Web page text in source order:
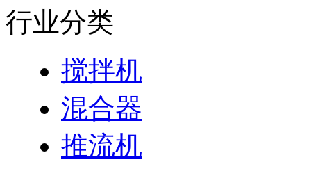
行业分类
搅拌机
混合器
推流机